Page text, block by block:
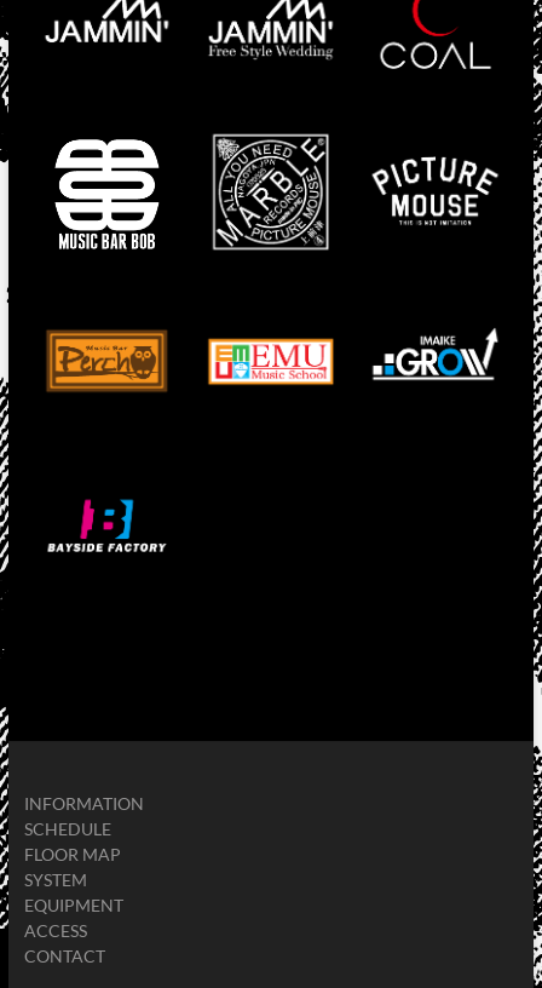
INFORMATION
SCHEDULE
FLOOR MAP
SYSTEM
EQUIPMENT
ACCESS
CONTACT